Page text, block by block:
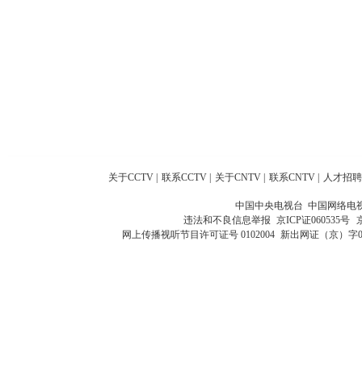
关于CCTV 联系CCTV 关于CNTV 联系CNTV 人才招聘
中国中央电视台 中国网络电
违法和不良信息举报 京ICP证060535号
网上传播视听节目许可证号 0102004 新出网证（京）